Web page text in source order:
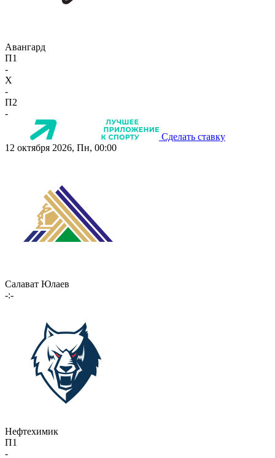
Авангард
П1
-
X
-
П2
-
Сделать ставку
12 октября 2026, Пн, 00:00
Салават Юлаев
-:-
Нефтехимик
П1
-